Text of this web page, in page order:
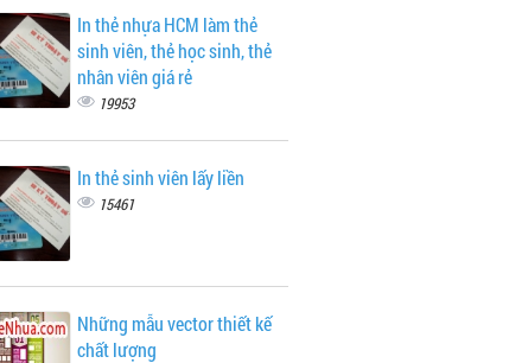
In thẻ nhựa HCM làm thẻ
sinh viên, thẻ học sinh, thẻ
nhân viên giá rẻ
19953
In thẻ sinh viên lấy liền
15461
Những mẫu vector thiết kế
chất lượng